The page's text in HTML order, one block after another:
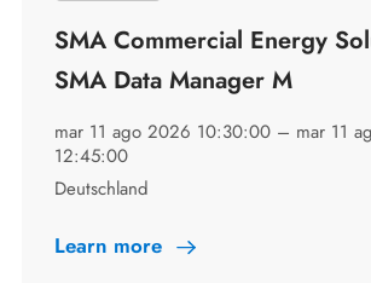
SMA Commercial Energy
SMA Data Manager M
mar 11 ago 2026 10:30:00 – mar 11
12:45:00
Deutschland
Learn more